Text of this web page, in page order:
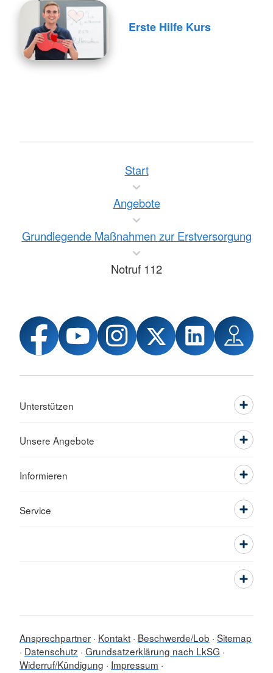
Erste Hilfe Kurs
Start
Angebote
Grundlegende Maßnahmen zur Erstversorgung
Notruf 112
Unterstützen
Unsere Angebote
Informieren
Service
Ansprechpartner Kontakt Beschwerde/Lob Sitemap
Datenschutz Grundsatzerklärung nach LkSG
Widerruf/Kündigung
Impressum